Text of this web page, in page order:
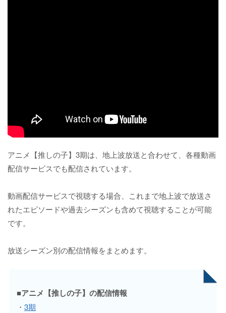
アニメ【推しの子】3期は、地上波放送と合わせて、各種動画
配信サービスでも配信されています。
動画配信サービスで視聴する場合、これまで地上波で放送さ
れたエピソードや過去シーズンも含めて視聴することが可能
です。
放送シーズン別の配信情報をまとめます。
■アニメ【推しの子】の配信情報
・ 3期